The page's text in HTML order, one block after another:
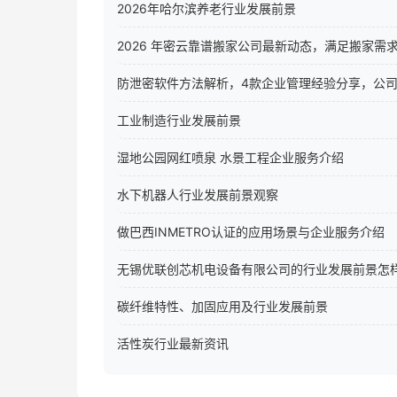
2026年哈尔滨养老行业发展前景
2026 年密云靠谱搬家公司最新动态，满足搬家需
防泄密软件方法解析，4款企业管理经验分享，公
工业制造行业发展前景
湿地公园网红喷泉 水景工程企业服务介绍
水下机器人行业发展前景观察
做巴西INMETRO认证的应用场景与企业服务介绍
无锡优联创芯机电设备有限公司的行业发展前景怎
碳纤维特性、加固应用及行业发展前景
活性炭行业最新资讯